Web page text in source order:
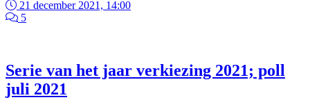
21 december 2021, 14:00
5
Serie van het jaar verkiezing 2021; poll
juli 2021